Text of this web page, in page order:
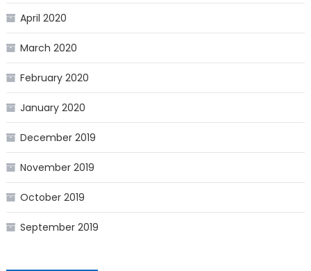
April 2020
March 2020
February 2020
January 2020
December 2019
November 2019
October 2019
September 2019